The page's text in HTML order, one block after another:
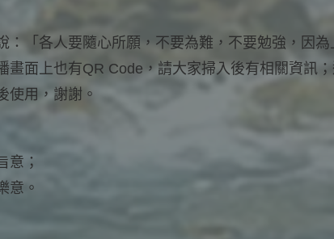
：「各人要隨心所願，不要為難，不要勉強，因為
畫面上也有QR Code，請大家掃入後有相關資訊
使用，謝謝。
意；
意。